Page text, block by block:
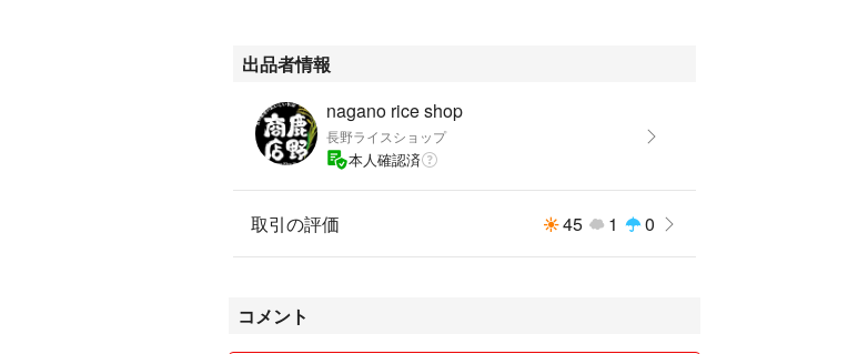
#長野県産
#玄小麦
#中力小麦
#ユメセイキ
#鳥のエサ
#鳥の飼料
#飼料
出品者情報
nagano rice shop
長野ライスショップ
本人確認済
取引の評価 45 1 0
コメント